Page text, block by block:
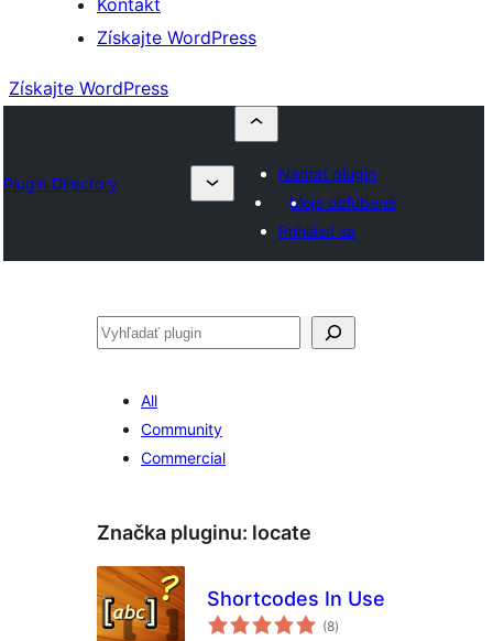
Kontakt
Získajte WordPress
Získajte WordPress
Plugin Directory
Nahrať plugin
Moje obľúbené
Prihlásiť sa
Hľadať
All
Community
Commercial
Značka pluginu: locate
Shortcodes In Use
(8celkové
hodnotenie
)